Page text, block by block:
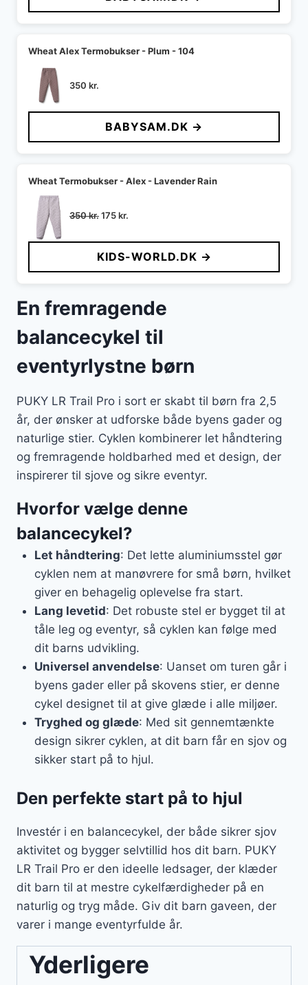
Wheat Alex Termobukser - Plum - 104
350 kr.
BABYSAM.DK →
Wheat Termobukser - Alex - Lavender Rain
350kr.Den
pris
var:
350 kr..
175kr.
pris
er:
175 kr..
KIDS-WORLD.DK →
En fremragende
balancecykel til
eventyrlystne børn
PUKY LR Trail Pro i sort er skabt til børn fra 2,5
år, der ønsker at udforske både byens gader og
naturlige stier. Cyklen kombinerer let håndtering
og fremragende holdbarhed med et design, der
inspirerer til sjove og sikre eventyr.
Hvorfor vælge denne
balancecykel?
Let håndtering: Det lette aluminiumsstel gør
cyklen nem at manøvrere for små børn, hvilket
giver en behagelig oplevelse fra start.
Lang levetid: Det robuste stel er bygget til at
tåle leg og eventyr, så cyklen kan følge med
dit barns udvikling.
Universel anvendelse: Uanset om turen går i
byens gader eller på skovens stier, er denne
cykel designet til at give glæde i alle miljøer.
Tryghed og glæde: Med sit gennemtænkte
design sikrer cyklen, at dit barn får en sjov og
sikker start på to hjul.
Den perfekte start på to hjul
Investér i en balancecykel, der både sikrer sjov
aktivitet og bygger selvtillid hos dit barn. PUKY
LR Trail Pro er den ideelle ledsager, der klæder
dit barn til at mestre cykelfærdigheder på en
naturlig og tryg måde. Giv dit barn gaveen, der
varer i mange eventyrfulde år.
Yderligere